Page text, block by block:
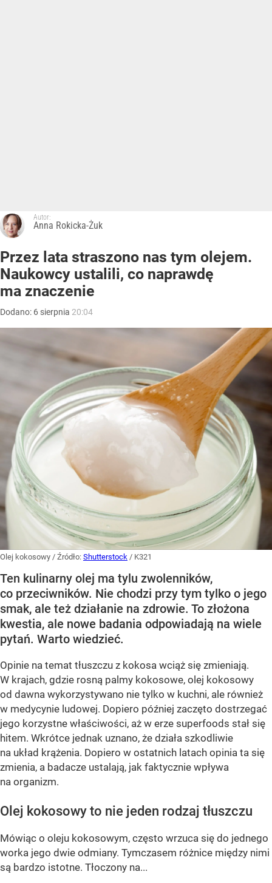
Autor:
Anna Rokicka-Żuk
Przez lata straszono nas tym olejem.
Naukowcy ustalili, co naprawdę
ma znaczenie
Dodano: 6 sierpnia 20:04
Olej kokosowy / Źródło: Shutterstock / K321
Ten kulinarny olej ma tylu zwolenników,
co przeciwników. Nie chodzi przy tym tylko o jego
smak, ale też działanie na zdrowie. To złożona
kwestia, ale nowe badania odpowiadają na wiele
pytań. Warto wiedzieć.
Opinie na temat tłuszczu z kokosa wciąż się zmieniają.
W krajach, gdzie rosną palmy kokosowe, olej kokosowy
od dawna wykorzystywano nie tylko w kuchni, ale również
w medycynie ludowej. Dopiero później zaczęto dostrzegać
jego korzystne właściwości, aż w erze superfoods stał się
hitem. Wkrótce jednak uznano, że działa szkodliwie
na układ krążenia. Dopiero w ostatnich latach opinia ta się
zmienia, a badacze ustalają, jak faktycznie wpływa
na organizm.
Olej kokosowy to nie jeden rodzaj tłuszczu
Mówiąc o oleju kokosowym, często wrzuca się do jednego
worka jego dwie odmiany. Tymczasem różnice między nimi
są bardzo istotne. Tłoczony na...